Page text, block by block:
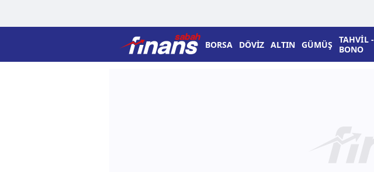
BORSA DÖVİZ ALTIN GÜMÜŞ
TAHVİL -
BONO